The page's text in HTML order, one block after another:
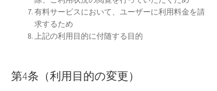
有料サービスにおいて、ユーザーに利用料金を請
求するため
上記の利用目的に付随する目的
第4条（利用目的の変更）